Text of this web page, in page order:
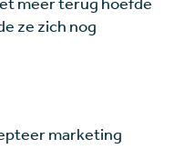
ze zich nog
marketing